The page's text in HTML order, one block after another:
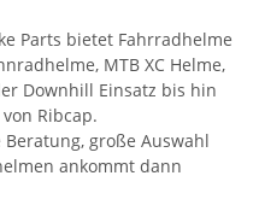
Parts bietet Fahrradhelme
MTB XC Helme,
Downhill Einsatz bis hin
Ribcap.
große Auswahl
ankommt dann